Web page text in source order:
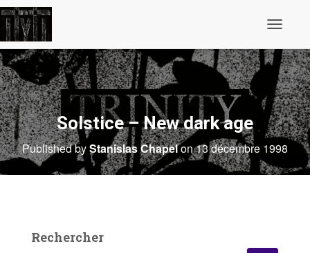
r
/
f
e
r
m
e
r
i
Solstice – New dark age
Published byStanislas Chapelon13 décembre 1998
Rechercher